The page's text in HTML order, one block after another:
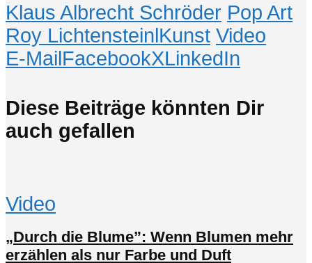
Klaus Albrecht Schröder Pop Art
Roy LichtensteinlKunst Video
E-MailFacebookXLinkedIn
Diese Beiträge könnten Dir
auch gefallen
Video
„Durch die Blume”: Wenn Blumen mehr
erzählen als nur Farbe und Duft